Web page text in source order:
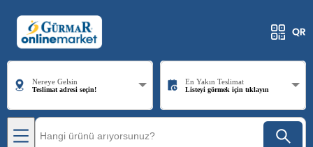
Nereye Gelsin
Teslimat adresi seçin!
En Yakın Teslimat
Listeyi görmek için tıklayın